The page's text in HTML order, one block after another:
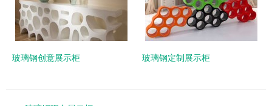
玻璃钢创意展示柜 玻璃钢定制展示柜